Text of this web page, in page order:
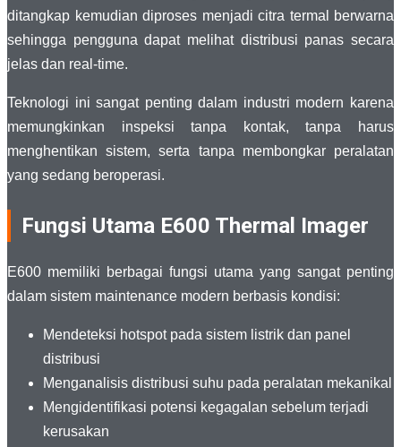
ditangkap kemudian diproses menjadi citra termal berwarna
sehingga pengguna dapat melihat distribusi panas secara
jelas dan real-time.
Teknologi ini sangat penting dalam industri modern karena
memungkinkan inspeksi tanpa kontak, tanpa harus
menghentikan sistem, serta tanpa membongkar peralatan
yang sedang beroperasi.
Fungsi Utama E600 Thermal Imager
E600 memiliki berbagai fungsi utama yang sangat penting
dalam sistem maintenance modern berbasis kondisi:
Mendeteksi hotspot pada sistem listrik dan panel
distribusi
Menganalisis distribusi suhu pada peralatan mekanikal
Mengidentifikasi potensi kegagalan sebelum terjadi
kerusakan